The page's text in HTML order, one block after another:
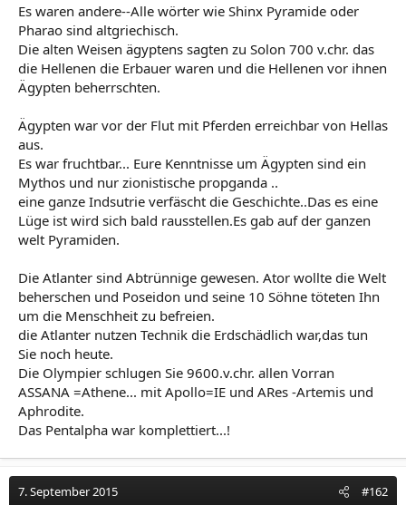
Es waren andere--Alle wörter wie Shinx Pyramide oder
Pharao sind altgriechisch.
Die alten Weisen ägyptens sagten zu Solon 700 v.chr. das
die Hellenen die Erbauer waren und die Hellenen vor ihnen
Ägypten beherrschten.
Ägypten war vor der Flut mit Pferden erreichbar von Hellas
aus.
Es war fruchtbar... Eure Kenntnisse um Ägypten sind ein
Mythos und nur zionistische propganda ..
eine ganze Indsutrie verfäscht die Geschichte..Das es eine
Lüge ist wird sich bald rausstellen.Es gab auf der ganzen
welt Pyramiden.
Die Atlanter sind Abtrünnige gewesen. Ator wollte die Welt
beherschen und Poseidon und seine 10 Söhne töteten Ihn
um die Menschheit zu befreien.
die Atlanter nutzen Technik die Erdschädlich war,das tun
Sie noch heute.
Die Olympier schlugen Sie 9600.v.chr. allen Vorran
ASSANA =Athene... mit Apollo=IE und ARes -Artemis und
Aphrodite.
Das Pentalpha war komplettiert...!
7. September 2015 #162